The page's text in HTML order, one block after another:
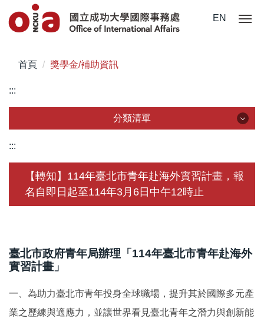
到
區
EN
首頁 獎學金/補助資訊
:::
分類清單
關於我們
未來學生
在校須知
國際鏈結
:::
【轉知】114年臺北市青年赴海外實習計畫，報
名自即日起至114年3月6日中午12時止
臺北市政府青年局辦理「114年臺北市青年赴海外
實習計畫」
一、為助力臺北市青年投身全球職場，提升其於國際多元產
業之歷練與適應力，並讓世界看見臺北青年之潛力與創新能